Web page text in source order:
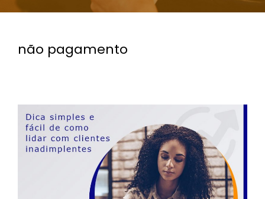
não pagamento